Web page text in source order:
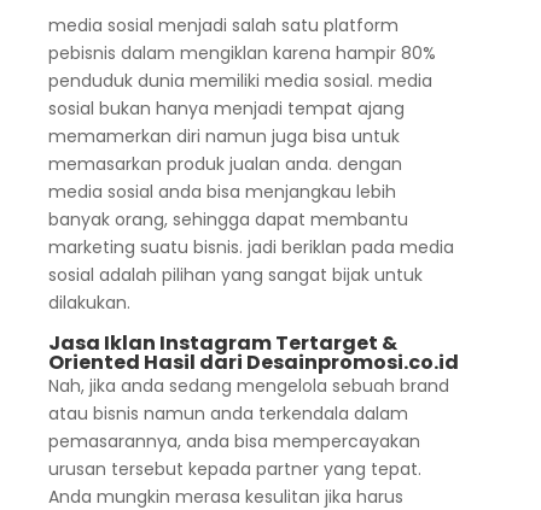
media sosial menjadi salah satu platform
pebisnis dalam mengiklan karena hampir 80%
penduduk dunia memiliki media sosial. media
sosial bukan hanya menjadi tempat ajang
memamerkan diri namun juga bisa untuk
memasarkan produk jualan anda. dengan
media sosial anda bisa menjangkau lebih
banyak orang, sehingga dapat membantu
marketing suatu bisnis. jadi beriklan pada media
sosial adalah pilihan yang sangat bijak untuk
dilakukan.
Jasa Iklan Instagram Tertarget &
Oriented Hasil dari Desainpromosi.co.id
Nah, jika anda sedang mengelola sebuah brand
atau bisnis namun anda terkendala dalam
pemasarannya, anda bisa mempercayakan
urusan tersebut kepada partner yang tepat.
Anda mungkin merasa kesulitan jika harus